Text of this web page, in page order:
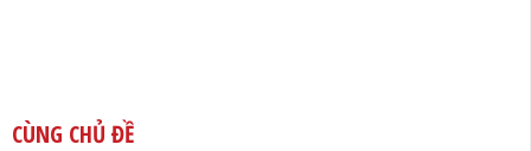
CÙNG CHỦ ĐỀ